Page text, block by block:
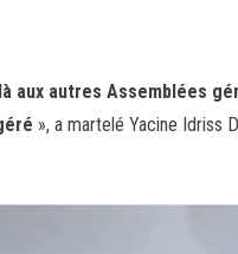
aux autres Assemblées
», a martelé Yacine Idriss